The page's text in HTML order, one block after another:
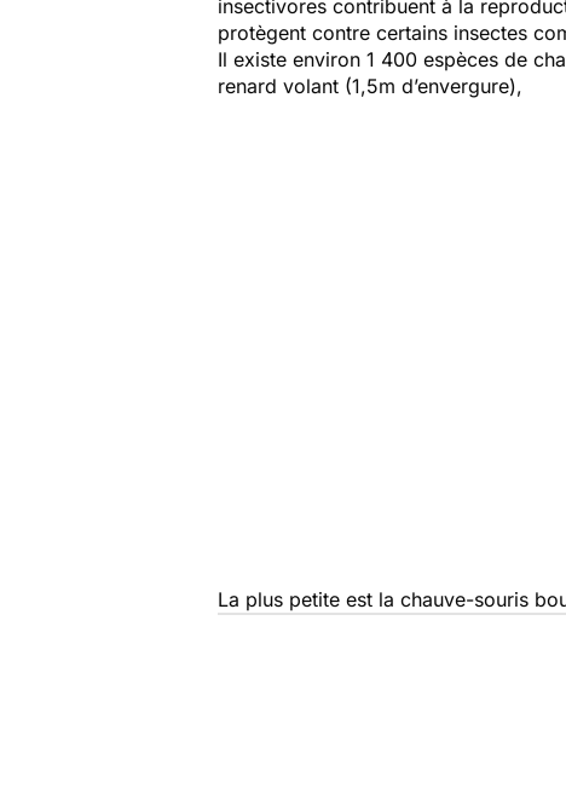
insectivores contribuent à la
protègent contre certains insectes
Il existe environ 1 400 espèces de
renard volant (1,5m d’envergure),
La plus petite est la chauve-souris